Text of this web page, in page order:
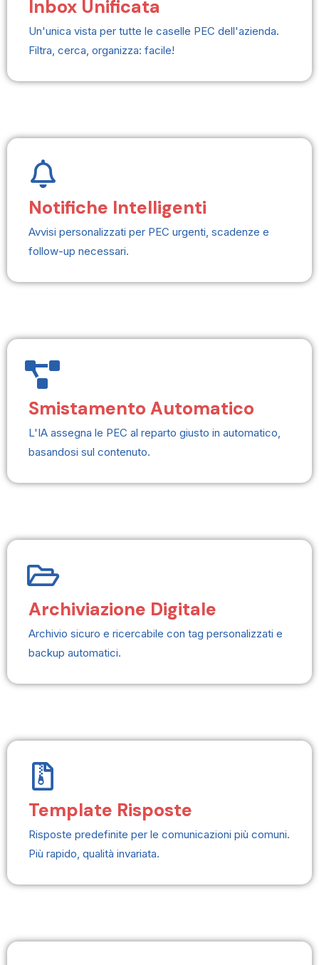
Inbox Unificata
Un'unica vista per tutte le caselle PEC dell'azienda.
Filtra, cerca, organizza: facile!
Notifiche Intelligenti
Avvisi personalizzati per PEC urgenti, scadenze e
follow-up necessari.
Smistamento Automatico
L'IA assegna le PEC al reparto giusto in automatico,
basandosi sul contenuto.
Archiviazione Digitale
Archivio sicuro e ricercabile con tag personalizzati e
backup automatici.
Template Risposte
Risposte predefinite per le comunicazioni più comuni.
Più rapido, qualità invariata.